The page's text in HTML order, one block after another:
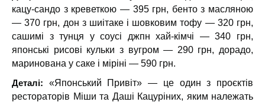
кацу-сандо з креветкою — 395 грн, бенто з масляною
— 370 грн, дон з шиітаке і шовковим тофу — 320 грн,
сашимі з тунця у соусі джпн хай-кімчі — 340 грн,
японські рисові кульки з вугром — 290 грн, дорадо,
маринована у саке і міріні — 590 грн.
Деталі: «Японський Привіт» — це один з проєктів
рестораторів Міши та Даші Кацуріних, яким належать